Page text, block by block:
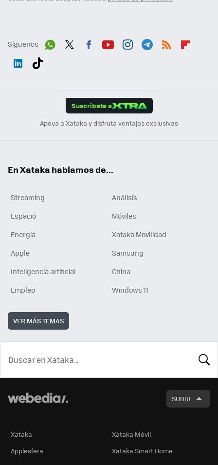
Síguenos
Suscríbete a
Apoya a Xataka y disfruta ventajas exclusivas
En Xataka hablamos de...
Streaming
Análisis
Espacio
Móviles
Energía
Xataka Movilidad
Apple
Samsung
Inteligencia artificial
China
Empleo
Windows 11
VER MÁS TEMAS
SUBIR
Xataka
Xataka Móvil
Applesfera
Xataka Smart Home